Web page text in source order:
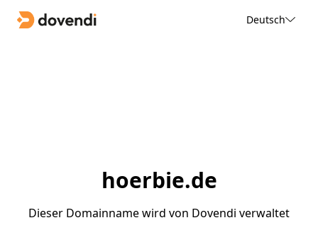
Deutsch
hoerbie.de
Dieser Domainname wird von Dovendi verwaltet